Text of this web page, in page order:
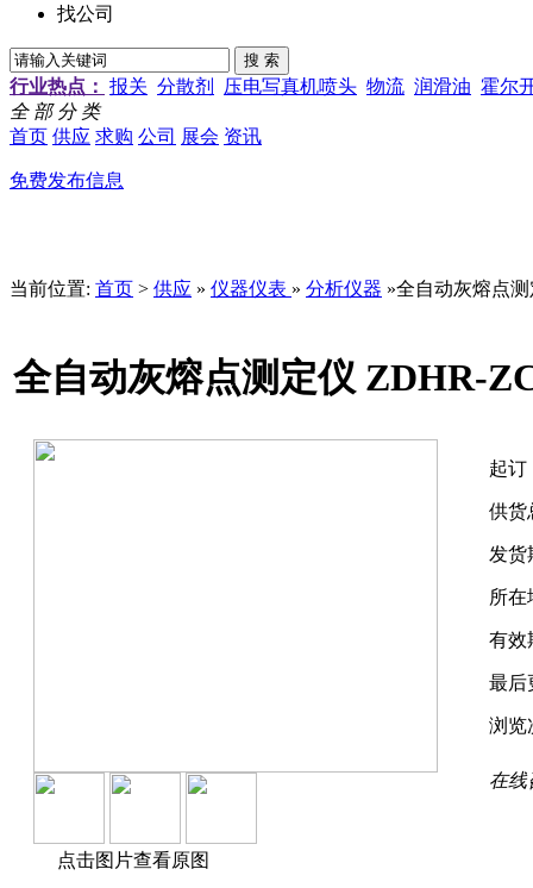
找公司
行业热点： 报关 分散剂 压电写真机喷头 物流 润滑油 霍尔
全 部 分 类
首页 供应 求购 公司 展会 资讯
免费发布信息
当前位置: 首页 > 供应 » 仪器仪表 » 分析仪器 »全自动灰熔点
全自动灰熔点测定仪 ZDHR-
点击图片查看原图
起订
供货
发货
所在
有效
最后
浏览
在线